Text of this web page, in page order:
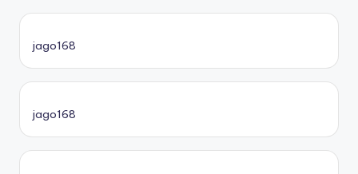
jago168
jago168